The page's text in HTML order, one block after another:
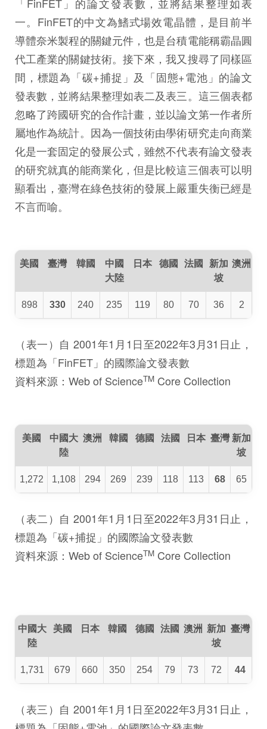
「FinFET」的論文發表數，並將結果整理如表
一。FinFET的中文為鰭式場效電晶體，是目前半
導體奈米製程的關鍵元件，也是台積電能稱霸晶圓
代工產業的關鍵技術。接下來，我又搜尋了同樣區
間，標題為「碳+捕捉」及「固態+電池」的論文
發表數，並將結果整理如表二及表三。這三個表都
忽略了跨國研究的合作計畫，並以論文第一作者所
屬地作為統計。因為一個技術由學術研究走向商業
化是一套固定的發展公式，雖然不代表有論文發表
的研究就真的能商業化，但是比較這三個表可以明
顯看出，臺灣在綠色技術的發展上嚴重失衡已經是
不言而喻。
美國 臺灣 韓國
中國
大陸
日本 德國 法國
新加
坡
澳洲
898 330 240 235 119 80 70 36 2
（表一）自 2001年1月1日至2022年3月31日止，
標題為「FinFET」的國際論文發表數
資料來源：Web of ScienceTM Core Collection
美國
中國大
陸
澳洲 韓國 德國 法國 日本 臺灣 新加
坡
1,272 1,108 294 269 239 118 113 68 65
（表二）自 2001年1月1日至2022年3月31日止，
標題為「碳+捕捉」的國際論文發表數
資料來源：Web of ScienceTM Core Collection
中國大
陸
美國 日本 韓國 德國 法國 澳洲 新加
坡
臺灣
1,731 679 660 350 254 79 73 72 44
（表三）自 2001年1月1日至2022年3月31日止，